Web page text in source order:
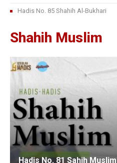
Hadis No. 85 Shahih Al-Bukhari
Shahih Muslim
Hadis No. 81 Sahih Muslim